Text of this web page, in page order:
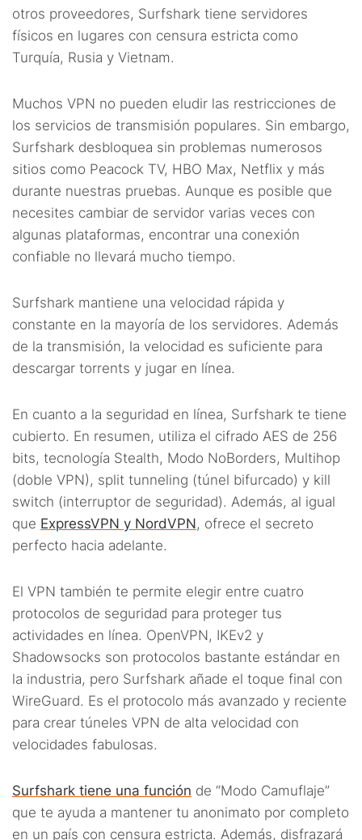
otros proveedores, Surfshark tiene servidores
físicos en lugares con censura estricta como
Turquía, Rusia y Vietnam.
Muchos VPN no pueden eludir las restricciones de
los servicios de transmisión populares. Sin embargo,
Surfshark desbloquea sin problemas numerosos
sitios como Peacock TV, HBO Max, Netflix y más
durante nuestras pruebas. Aunque es posible que
necesites cambiar de servidor varias veces con
algunas plataformas, encontrar una conexión
confiable no llevará mucho tiempo.
Surfshark mantiene una velocidad rápida y
constante en la mayoría de los servidores. Además
de la transmisión, la velocidad es suficiente para
descargar torrents y jugar en línea.
En cuanto a la seguridad en línea, Surfshark te tiene
cubierto. En resumen, utiliza el cifrado AES de 256
bits, tecnología Stealth, Modo NoBorders, Multihop
(doble VPN), split tunneling (túnel bifurcado) y kill
switch (interruptor de seguridad). Además, al igual
que ExpressVPN y NordVPN, ofrece el secreto
perfecto hacia adelante.
El VPN también te permite elegir entre cuatro
protocolos de seguridad para proteger tus
actividades en línea. OpenVPN, IKEv2 y
Shadowsocks son protocolos bastante estándar en
la industria, pero Surfshark añade el toque final con
WireGuard. Es el protocolo más avanzado y reciente
para crear túneles VPN de alta velocidad con
velocidades fabulosas.
Surfshark tiene una función de “Modo Camuflaje”
que te ayuda a mantener tu anonimato por completo
en un país con censura estricta. Además, disfrazará